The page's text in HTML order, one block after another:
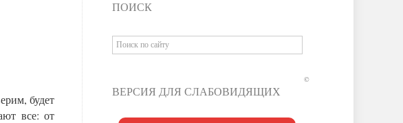
будет
все: от
ПОИСК
ВЕРСИЯ ДЛЯ СЛАБОВИДЯЩИХ
©